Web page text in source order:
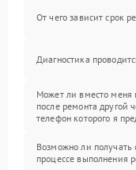
От чего зависит срок
Диагностика
Может ли вместо меня
после ремонта другой
телефон которого я
Возможно ли получать
процессе выполнения